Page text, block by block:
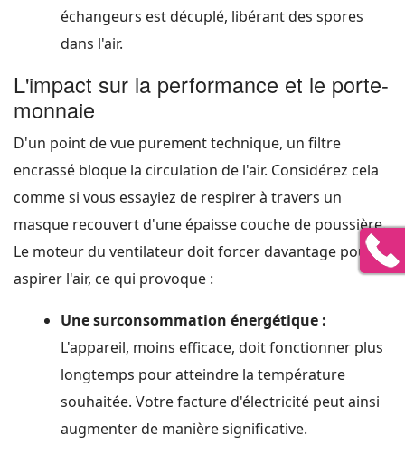
échangeurs est décuplé, libérant des spores
dans l'air.
L'impact sur la performance et le porte-
monnaie
D'un point de vue purement technique, un filtre
encrassé bloque la circulation de l'air. Considérez cela
comme si vous essayiez de respirer à travers un
masque recouvert d'une épaisse couche de poussière.
Le moteur du ventilateur doit forcer davantage pour
aspirer l'air, ce qui provoque :
Une surconsommation énergétique :
L'appareil, moins efficace, doit fonctionner plus
longtemps pour atteindre la température
souhaitée. Votre facture d'électricité peut ainsi
augmenter de manière significative.